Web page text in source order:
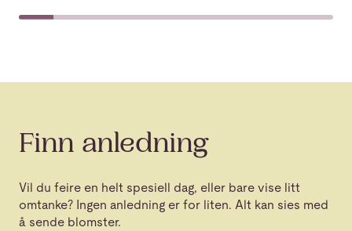
Finn anledning
Vil du feire en helt spesiell dag, eller bare vise litt
omtanke? Ingen anledning er for liten. Alt kan sies med
å sende blomster.